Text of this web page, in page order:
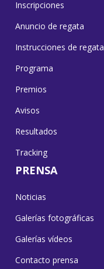
Inscripciones
Anuncio de regata
Instrucciones de regata
Programa
Premios
Avisos
Resultados
Tracking
PRENSA
Noticias
Galerías fotográficas
Galerías vídeos
Contacto prensa